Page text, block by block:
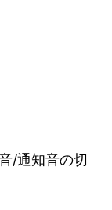
/通知音の切